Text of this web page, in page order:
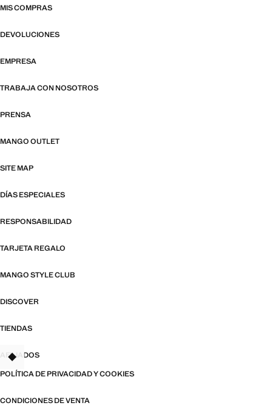
MIS COMPRAS
DEVOLUCIONES
EMPRESA
TRABAJA CON NOSOTROS
PRENSA
MANGO OUTLET
SITE MAP
DÍAS ESPECIALES
RESPONSABILIDAD
TARJETA REGALO
MANGO STYLE CLUB
DISCOVER
TIENDAS
AFILIADOS
POLÍTICA DE PRIVACIDAD Y COOKIES
CONDICIONES DE VENTA